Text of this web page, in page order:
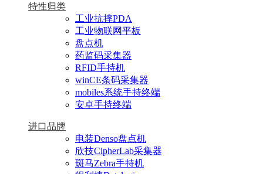
特性归类
工业抗摔PDA
工业物联网平板
盘点机
药监码采集器
RFID手持机
winCE条码采集器
mobiles系统手持终端
安卓手持终端
进口品牌
电装Denso盘点机
欣技CipherLab采集器
斑马Zebra手持机